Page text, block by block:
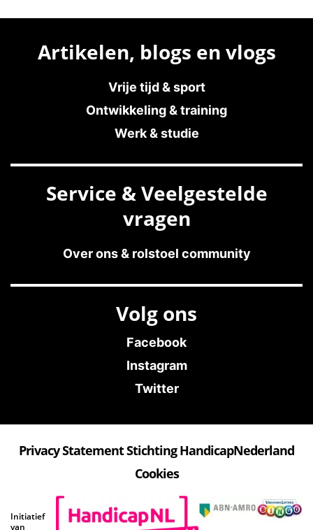
Artikelen, blogs en vlogs
Vrije tijd & sport
Ontwikkeling & training
Werk & studie
Service & Veelgestelde
vragen
Over ons & rolstoel community
Volg ons
Facebook
Instagram
Twitter
Privacy Statement Stichting HandicapNederland
Cookies
Initiatief
van